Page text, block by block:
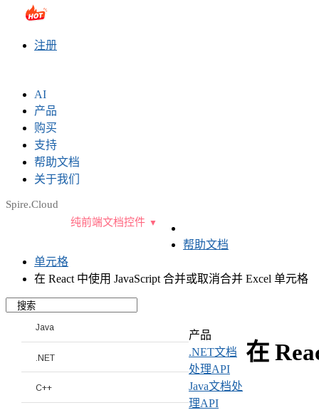
sales@e-iceblue.com
注册
AI
产品
购买
支持
帮助文档
关于我们
Spire.Cloud
纯前端文档控件
帮助文档
单元格
在 React 中使用 JavaScript 合并或取消合并 Excel 单元格
在
Java
.NET
C++
产品
.NET文档
处理API
Java文档处
理API